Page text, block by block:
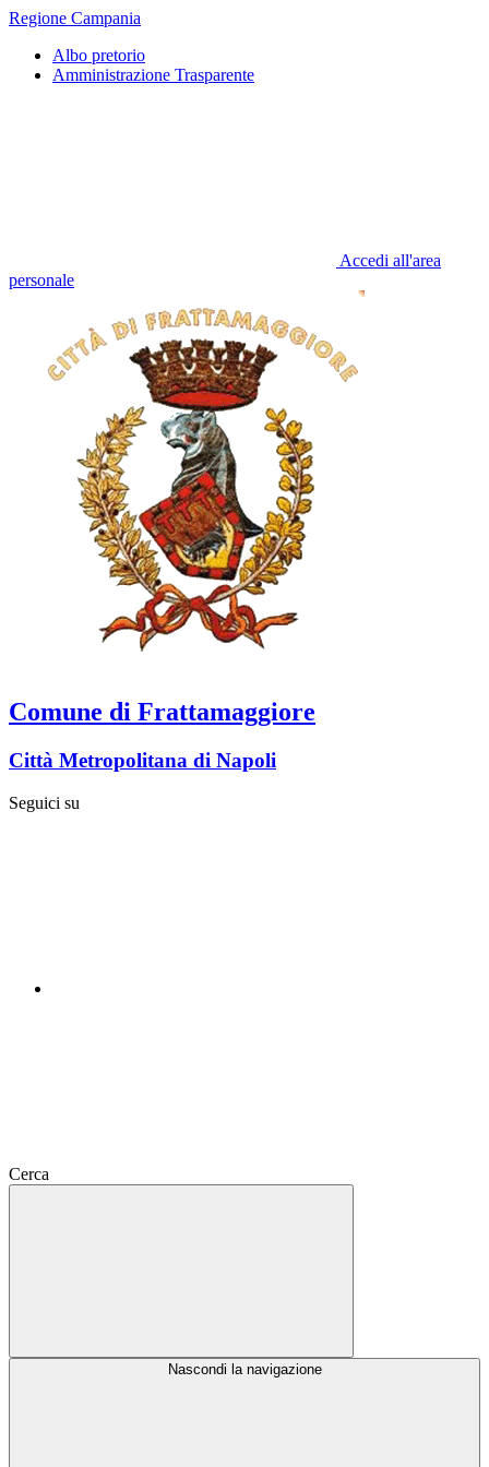
Regione Campania
Albo pretorio
Amministrazione Trasparente
Accedi all'area
personale
Comune di Frattamaggiore
Città Metropolitana di Napoli
Seguici su
Cerca
Nascondi la navigazione